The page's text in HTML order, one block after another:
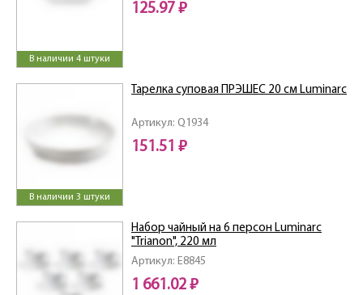
В наличии 4 штуки
125.97 ₽
В наличии 3 штуки
Артикул: Q1934
Тарелка суповая ПРЭШЕС 20 см Luminarc
151.51 ₽
Артикул: E8845
Набор чайный на 6 персон Luminarc
"Trianon", 220 мл
1 661.02 ₽